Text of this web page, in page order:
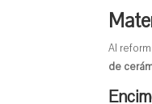
Al
de